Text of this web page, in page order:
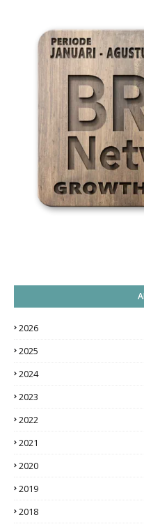
2026
2025
2024
2023
2022
2021
2020
2019
2018